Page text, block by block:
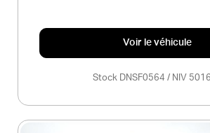
Voir le véhicule
Stock DNSF0564 / NIV